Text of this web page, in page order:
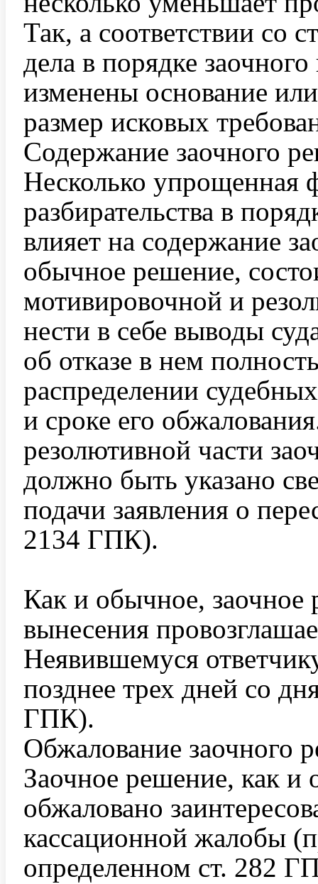
Так, а соответствии со
дела в порядке
изменены основание
размер исковых
Содержание заочного
Несколько упрощенная
разбирательства в
влияет на содержание
обычное решение,
мотивировочной и
нести в себе выводы
об отказе в нем
распределении
и сроке его
резолютивной части
должно быть указано
подачи заявления о
2134 ГПК).
Как и обычное, заочное
вынесения
Неявившемуся
позднее трех дней со
ГПК).
Обжалование заочного
Заочное решение, как
обжаловано
кассационной жалобы
определенном ст. 282